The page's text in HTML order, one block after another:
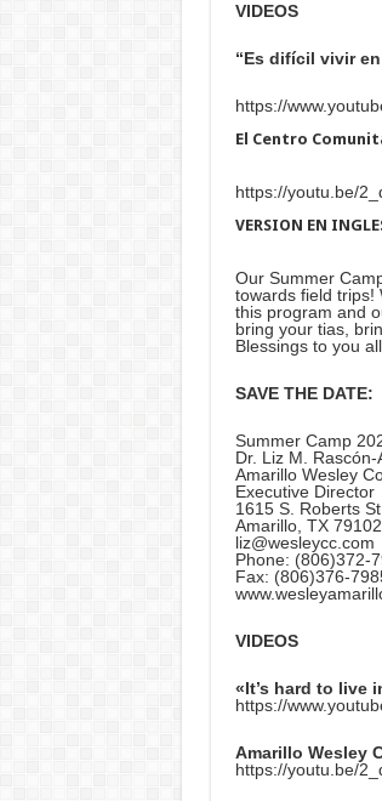
VIDEOS
“Es difícil vivir
https://
El Centro
https://youtu.be/
VERSION EN
Our Summer
towards field trips!
this program and
bring your tias,
Blessings to you
SAVE THE DATE:
Summer Camp
Dr. Liz M. Rascón-
Amarillo Wesley
Executive Director
1615 S. Roberts
Amarillo, TX 79102
liz@wesleycc.com
Phone: (806)372-
Fax: (806)376-
VIDEOS
«It’s hard to live
https://
Amarillo Wesley
https://youtu.be/